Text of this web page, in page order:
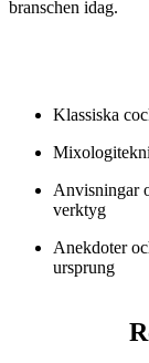
branschen idag.
Klassiska
Anvisningar
verktyg
Anekdoter
ursprung